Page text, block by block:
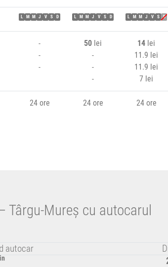
M M J V S D M M J V S D M M J V S D
-
-
-
50 lei
-
-
-
14 lei
11.9 lei
11.9 lei
7 lei
24 ore 24 ore 24 ore
Târgu-Mureș cu autocarul
autocar